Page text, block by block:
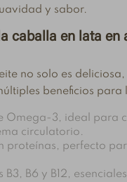
y sabor.
caballa en lata en
no solo es
beneficios para
Omega-3, ideal para
circulatorio.
proteínas, perfecto
B3, B6 y B12,